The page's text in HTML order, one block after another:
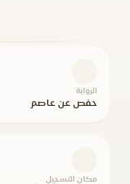
الرواية
حفص عن عاصم
مكان التسجيل